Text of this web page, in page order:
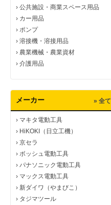
› 公共施設・商業スペース用品
› カー用品
› ポンプ
› 溶接機・溶接用品
› 農業機械・農業資材
› 介護用品
メーカー » 全て
› マキタ電動工具
› HiKOKI（日立工機）
› 京セラ
› ボッシュ電動工具
› パナソニック電動工具
› マックス電動工具
› 新ダイワ（やまびこ）
› タジマツール